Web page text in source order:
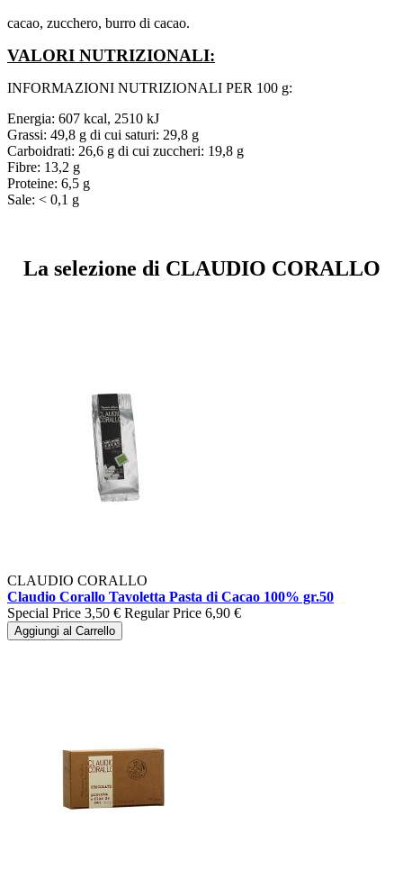
cacao, zucchero, burro di cacao.
VALORI NUTRIZIONALI:
INFORMAZIONI NUTRIZIONALI PER 100 g:
Energia: 607 kcal, 2510 kJ
Grassi: 49,8 g di cui saturi: 29,8 g
Carboidrati: 26,6 g di cui zuccheri: 19,8 g
Fibre: 13,2 g
Proteine: 6,5 g
Sale: < 0,1 g
La selezione di CLAUDIO CORALLO
CLAUDIO CORALLO
Claudio Corallo Tavoletta Pasta di Cacao 100% gr.50
Special Price 3,50 € Regular Price 6,90 €
Aggiungi al Carrello